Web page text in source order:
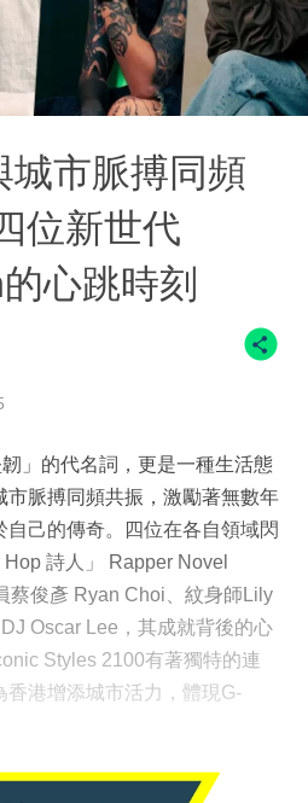
城市脈搏同頻
位新世代
心跳時刻
」的代名詞，更是一種生活態
市脈搏同頻共振，激勵著無數年
己的傳奇。四位在各自領域閃
詩人」 Rapper Novel
蔡俊彥 Ryan Choi、紋身師Lily
Oscar Lee，其成就背後的心
Styles 2100有著獨特的連
香港增添城市活力，體現G-